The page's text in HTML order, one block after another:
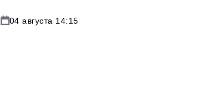
04 августа 14:15